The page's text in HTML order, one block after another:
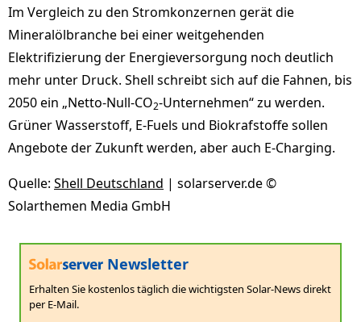
Im Vergleich zu den Stromkonzernen gerät die
Mineralölbranche bei einer weitgehenden
Elektrifizierung der Energieversorgung noch deutlich
mehr unter Druck. Shell schreibt sich auf die Fahnen, bis
2050 ein „Netto-Null-CO2-Unternehmen“ zu werden.
Grüner Wasserstoff, E-Fuels und Biokrafstoffe sollen
Angebote der Zukunft werden, aber auch E-Charging.
Quelle: Shell Deutschland | solarserver.de ©
Solarthemen Media GmbH
Newsletter
Erhalten Sie kostenlos täglich die wichtigsten Solar-News direkt
per E-Mail.